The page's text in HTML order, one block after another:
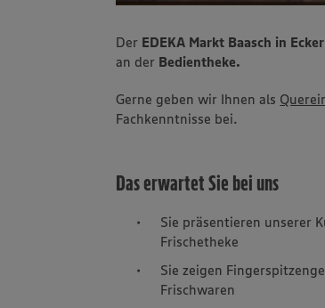
Der EDEKA Markt Baasch in
an der Bedientheke.
Gerne geben wir Ihnen als
Fachkenntnisse bei.
Das erwartet Sie bei uns
Sie präsentieren unserer
Frischetheke
Sie zeigen
Frischwaren